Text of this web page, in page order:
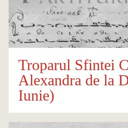
Troparul Sfintei
Alexandra de la
Iunie)